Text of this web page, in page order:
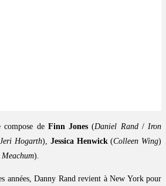
de Finn Jones (Daniel Rand/Iron
Jeri Hogarth), Jessica Henwick(Colleen Wing)
).
années, Danny Rand revient à New York pour